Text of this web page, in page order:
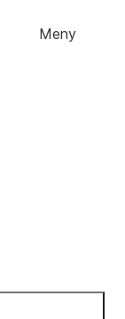
Meny